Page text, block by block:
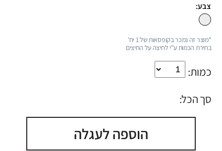
צבע:
*מוצר זה נמכר בקופסאות של 1 יח'
בחירת הכמות ע"י לחיצה על החיצים
כמות:
סך הכל:
הוספה לעגלה